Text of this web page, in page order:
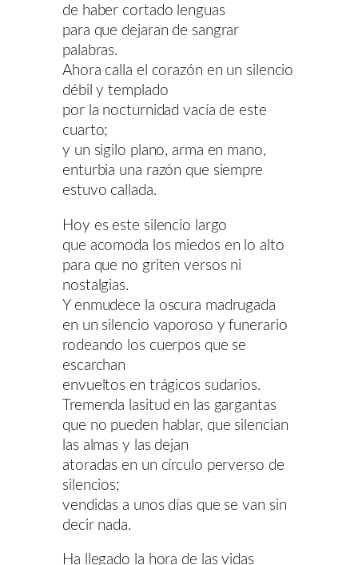
de haber cortado lenguas
para que dejaran de sangrar
palabras.
Ahora calla el corazón en un silencio
débil y templado
por la nocturnidad vacía de este
cuarto;
y un sigilo plano, arma en mano,
enturbia una razón que siempre
estuvo callada.
Hoy es este silencio largo
que acomoda los miedos en lo alto
para que no griten versos ni
nostalgias.
Y enmudece la oscura madrugada
en un silencio vaporoso y funerario
rodeando los cuerpos que se
escarchan
envueltos en trágicos sudarios.
Tremenda lasitud en las gargantas
que no pueden hablar, que silencian
las almas y las dejan
atoradas en un círculo perverso de
silencios;
vendidas a unos días que se van sin
decir nada.
Ha llegado la hora de las vidas